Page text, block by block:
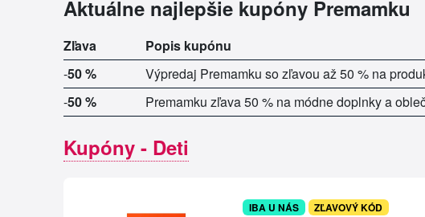
Aktuálne najlepšie kupóny Premamku
Zľava Popis kupónu
-50 % Výpredaj Premamku so zľavou až 50 % na
-50 % Premamku zľava 50 % na módne doplnky a
Kupóny - Deti
IBA U NÁS ZĽAVOVÝ KÓD